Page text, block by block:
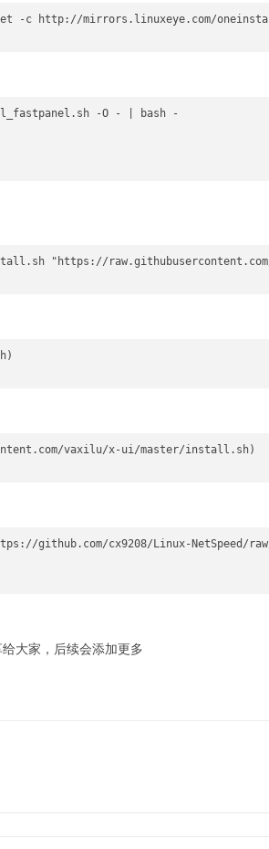
-c http://mirrors.linuxeye.com/
-O - | bash -
"https://
vaxilu/x-ui/master/install.sh)
github.com/cx9208/Linux-NetSpeed/
大家，后续会添加更多